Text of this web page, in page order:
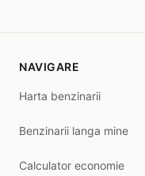
NAVIGARE
Harta benzinarii
Benzinarii langa mine
Calculator economie